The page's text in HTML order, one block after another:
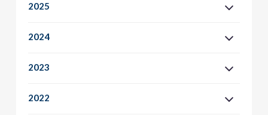
2025
2024
2023
2022